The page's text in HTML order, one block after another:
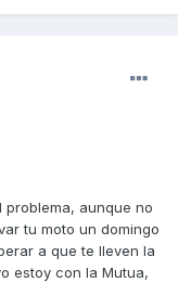
aunque no
tu moto un domingo
a que te lleven la
estoy con la Mutua,